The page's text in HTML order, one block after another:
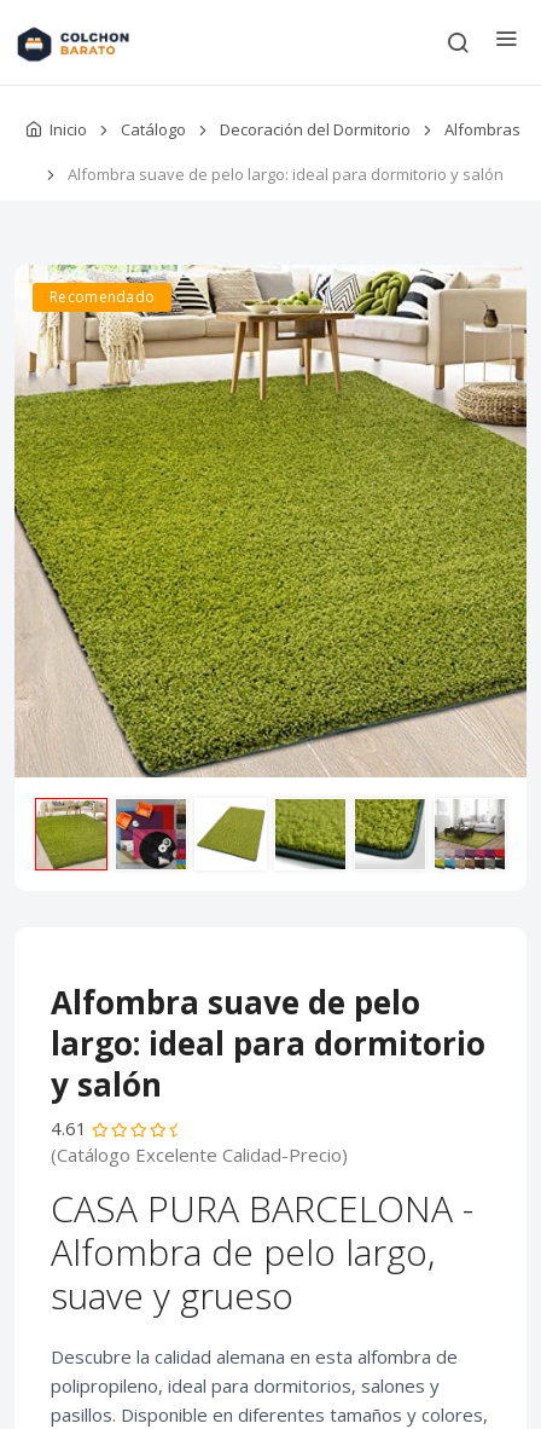
Inicio Catálogo Decoración del Dormitorio Alfombras
Alfombra suave de pelo largo: ideal para dormitorio y salón
Recomendado
Alfombra suave de pelo
largo: ideal para dormitorio
y salón
4.61
(Catálogo Excelente Calidad-Precio)
CASA PURA BARCELONA -
Alfombra de pelo largo,
suave y grueso
Descubre la calidad alemana en esta alfombra de
polipropileno, ideal para dormitorios, salones y
pasillos. Disponible en diferentes tamaños y colores,